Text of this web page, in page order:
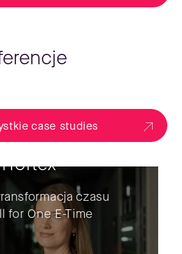
case studies
czasu
for One E-Time